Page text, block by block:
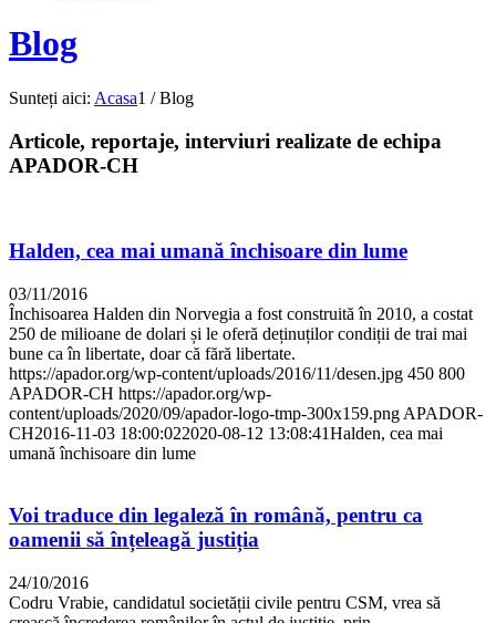
Blog
Sunteți aici: Acasa1 / Blog
Articole, reportaje, interviuri realizate de echipa
APADOR-CH
Halden, cea mai umană închisoare din lume
03/11/2016
Închisoarea Halden din Norvegia a fost construită în 2010, a costat
250 de milioane de dolari și le oferă deținuților condiții de trai mai
bune ca în libertate, doar că fără libertate.
https://apador.org/wp-content/uploads/2016/11/desen.jpg 450 800
APADOR-CH https://apador.org/wp-
content/uploads/2020/09/apador-logo-tmp-300x159.png APADOR-
CH2016-11-03 18:00:022020-08-12 13:08:41Halden, cea mai
umană închisoare din lume
Voi traduce din legaleză în română, pentru ca
oamenii să înțeleagă justiția
24/10/2016
Codru Vrabie, candidatul societății civile pentru CSM, vrea să